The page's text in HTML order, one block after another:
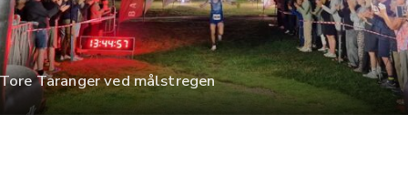
Taranger ved målstregen